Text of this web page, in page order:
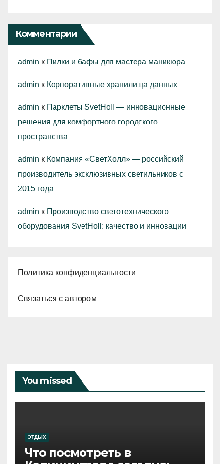
Комментарии
admin к Пилки и бафы для мастера маникюра
admin к Корпоративные хранилища данных
admin к Парклеты SvetHoll — инновационные
решения для комфортного городского
пространства
admin к Компания «СветХолл» — российский
производитель эксклюзивных светильников с
2015 года
admin к Производство светотехнического
оборудования SvetHoll: качество и инновации
Политика конфиденциальности
Связаться с автором
You missed
ОТДЫХ
Что посмотреть в